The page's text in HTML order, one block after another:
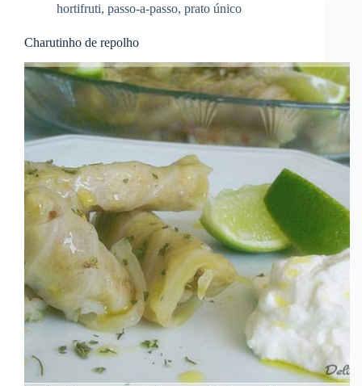
hortifruti, passo-a-passo, prato único
Charutinho de repolho